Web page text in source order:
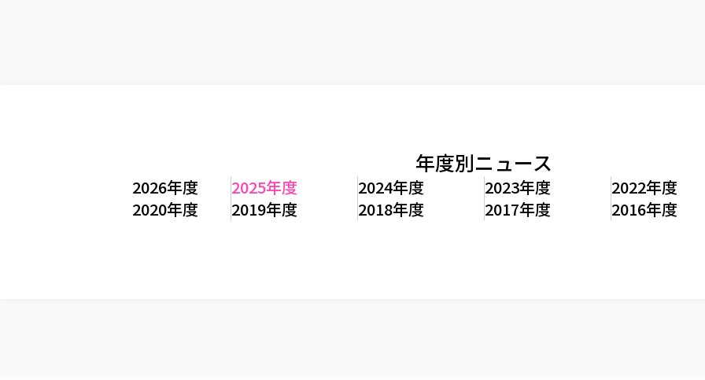
年度別ニュース
2026年度 2025年度 2024年度 2023年度
2022年度
2020年度
2019年度 2018年度 2017年度 2016年度